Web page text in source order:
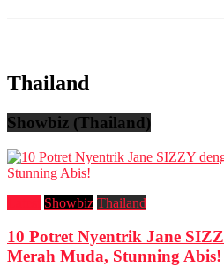
Thailand
Showbiz (Thailand)
Showbiz Thailand
10 Potret Nyentrik Jane
Merah Muda, Stunning Abis!